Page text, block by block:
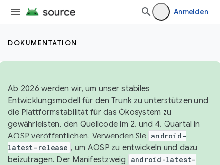
Anmelden
DOKUMENTATION
Ab 2026 werden wir, um unser stabiles
Entwicklungsmodell für den Trunk zu unterstützen und
die Plattformstabilität für das Ökosystem zu
gewährleisten, den Quellcode im 2. und 4. Quartal in
AOSP veröffentlichen. Verwenden Sie android-
latest-release , um AOSP zu entwickeln und dazu
beizutragen. Der Manifestzweig
android-latest-